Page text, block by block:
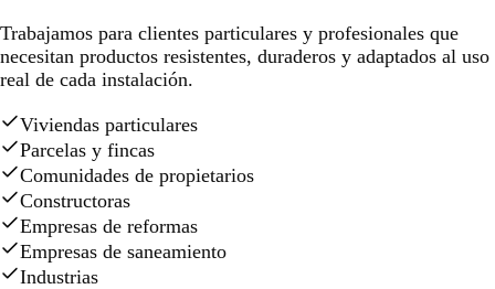
Trabajamos para clientes particulares y profesionales que
necesitan productos resistentes, duraderos y adaptados al uso
real de cada instalación.
Viviendas particulares
Parcelas y fincas
Comunidades de propietarios
Constructoras
Empresas de reformas
Empresas de saneamiento
Industrias